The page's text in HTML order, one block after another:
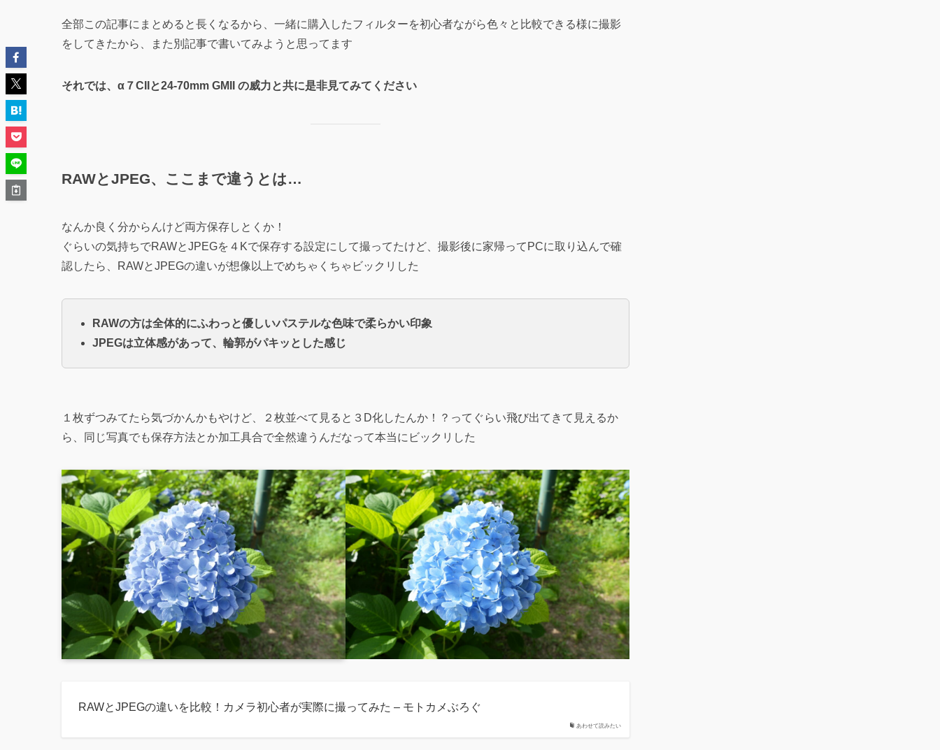
全部この記事にまとめると長くなるから、一緒に購入したフィルターを初心者ながら色々と比較できる様に撮影
をしてきたから、また別記事で書いてみようと思ってます
それでは、α７CIIと24-70mm GMII の威力と共に是非見てみてください
RAWとJPEG、ここまで違うとは…
なんか良く分からんけど両方保存しとくか！
ぐらいの気持ちでRAWとJPEGを４Kで保存する設定にして撮ってたけど、撮影後に家帰ってPCに取り込んで確
認したら、RAWとJPEGの違いが想像以上でめちゃくちゃビックリした
RAWの方は全体的にふわっと優しいパステルな色味で柔らかい印象
JPEGは立体感があって、輪郭がパキッとした感じ
１枚ずつみてたら気づかんかもやけど、２枚並べて見ると３D化したんか！？ってぐらい飛び出てきて見えるか
ら、同じ写真でも保存方法とか加工具合で全然違うんだなって本当にビックリした
あわせて読みたい
RAWとJPEGの違いを比較！カメラ初心者が実際に撮ってみた – モトカメぶろぐ